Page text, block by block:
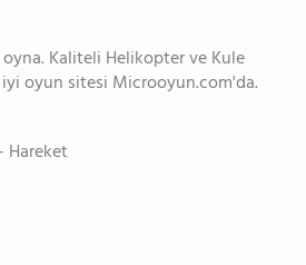
Kaliteli Helikopter ve Kule
iyi oyun sitesi Microoyun.com'da.
Hareket